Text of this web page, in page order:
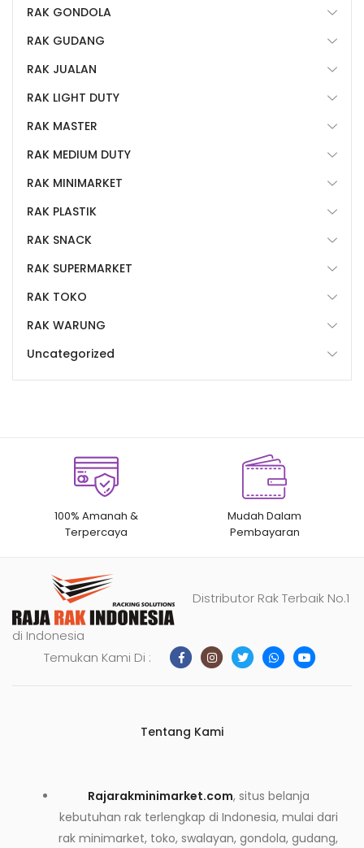
RAK GONDOLA
RAK GUDANG
RAK JUALAN
RAK LIGHT DUTY
RAK MASTER
RAK MEDIUM DUTY
RAK MINIMARKET
RAK PLASTIK
RAK SNACK
RAK SUPERMARKET
RAK TOKO
RAK WARUNG
Uncategorized
100% Amanah &
Terpercaya
Mudah Dalam
Pembayaran
Distributor Rak Terbaik No.1
di Indonesia
Temukan Kami Di :
Tentang Kami
Rajarakminimarket.com, situs belanja
kebutuhan rak terlengkap di Indonesia, mulai dari
rak minimarket, toko, swalayan, gondola, gudang,